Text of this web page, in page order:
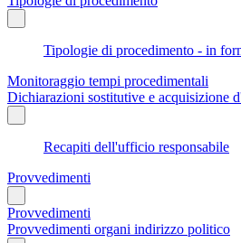
Tipologie di procedimento - in
Monitoraggio tempi procedimentali
Dichiarazioni sostitutive e acquisizione
Recapiti dell'ufficio responsabile
Provvedimenti
Provvedimenti
Provvedimenti organi indirizzo politico